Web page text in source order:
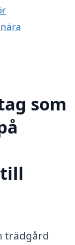
som
trädgård